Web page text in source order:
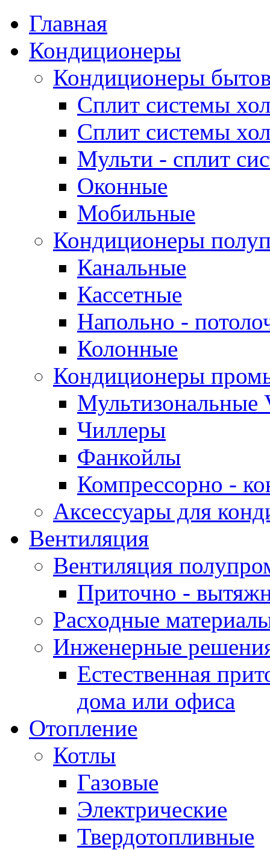
Главная
Кондиционеры
Кондиционеры
Сплит системы
Сплит системы
Мульти - сплит
Оконные
Мобильные
Кондиционеры
Канальные
Кассетные
Напольно -
Колонные
Кондиционеры
Мультизональные
Чиллеры
Фанкойлы
Компрессорно -
Аксессуары для
Вентиляция
Вентиляция
Приточно -
Расходные
Инженерные
Естественная
дома или офиса
Отопление
Котлы
Газовые
Электрические
Твердотопливные